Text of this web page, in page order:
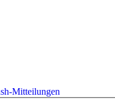
Mitteilungen